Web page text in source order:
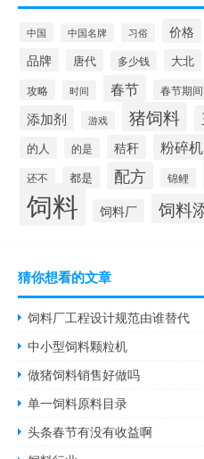
中国 中国名牌 习俗 价格
品牌 唐代 多少钱 大北
攻略 时间 春节 春节期间
添加剂 游戏 猪饲料
的人 的是 秸秆 粉碎机
还不 都是 配方 锦鲤
饲料 饲料厂 饲料
猜你想看的文章
饲料厂工程设计规范由谁替代
中小型饲料颗粒机
做猪饲料销售好做吗
单一饲料原料目录
头条春节有没有收益啊